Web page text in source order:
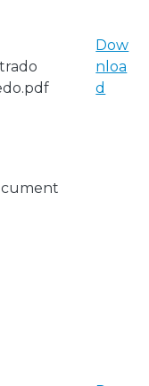
Dow
nloa
d